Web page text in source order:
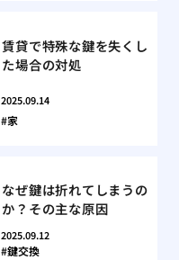
賃貸で特殊な鍵を失くし
た場合の対処
2025.09.14
家
なぜ鍵は折れてしまうの
か？その主な原因
2025.09.12
鍵交換